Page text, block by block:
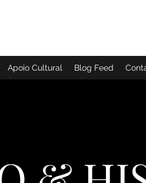
Apoio Cultural Blog Feed